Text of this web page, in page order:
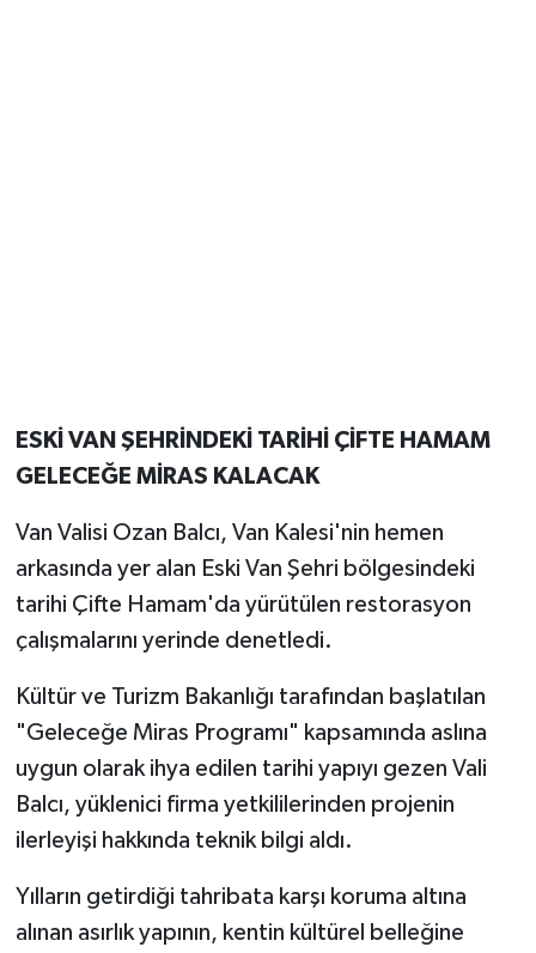
ESKİ VAN ŞEHRİNDEKİ TARİHİ ÇİFTE HAMAM
GELECEĞE MİRAS KALACAK
Van Valisi Ozan Balcı, Van Kalesi'nin hemen
arkasında yer alan Eski Van Şehri bölgesindeki
tarihi Çifte Hamam'da yürütülen restorasyon
çalışmalarını yerinde denetledi.
Kültür ve Turizm Bakanlığı tarafından başlatılan
"Geleceğe Miras Programı" kapsamında aslına
uygun olarak ihya edilen tarihi yapıyı gezen Vali
Balcı, yüklenici firma yetkililerinden projenin
ilerleyişi hakkında teknik bilgi aldı.
Yılların getirdiği tahribata karşı koruma altına
alınan asırlık yapının, kentin kültürel belleğine